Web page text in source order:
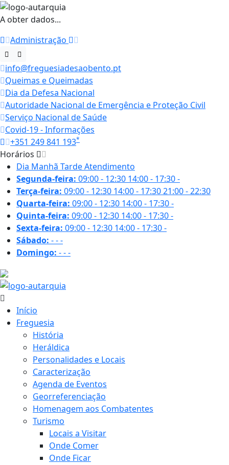
A obter dados...
Administração
info@freguesiadesaobento.pt
Queimas e Queimadas
Dia da Defesa Nacional
Autoridade Nacional de Emergência e Proteção Civil
Serviço Nacional de Saúde
Covid-19 - Informações
+351 249 841 193*
Horários
Dia Manhã TardeAtendimento
Segunda-feira: 09:00 - 12:30 14:00 - 17:30-
Terça-feira: 09:00 - 12:30 14:00 - 17:3021:00 - 22:30
Quarta-feira: 09:00 - 12:30 14:00 - 17:30-
Quinta-feira: 09:00 - 12:30 14:00 - 17:30-
Sexta-feira: 09:00 - 12:30 14:00 - 17:30-
Sábado: ---
Domingo: ---
Início
Freguesia
História
Heráldica
Personalidades e Locais
Caracterização
Agenda de Eventos
Georreferenciação
Homenagem aos Combatentes
Turismo
Locais a Visitar
Onde Comer
Onde Ficar